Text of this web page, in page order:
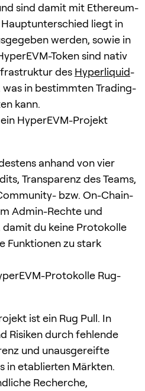
sind damit mit Ethereum-
liegt in
werden, sowie in
Token sind nativ
des Hyperliquid-
in bestimmten Trading-
kann.
HyperEVM-Projekt
anhand von vier
Transparenz des Teams,
bzw. On-Chain-
Admin-Rechte und
du keine Protokolle
Funktionen zu stark
Protokolle Rug-
ist ein Rug Pull. In
Risiken durch fehlende
und unausgereifte
in etablierten Märkten.
Recherche,